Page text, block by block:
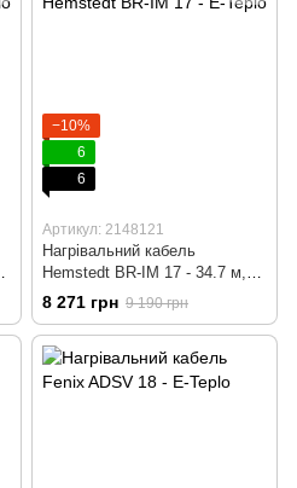
−10%
6
6
Артикул: 2148121
Нагрівальний кабель
Hemstedt BR-IM 17 - 34.7 м,
600 вт + wi-fi терморегулятор
8 271 грн 9 190 грн